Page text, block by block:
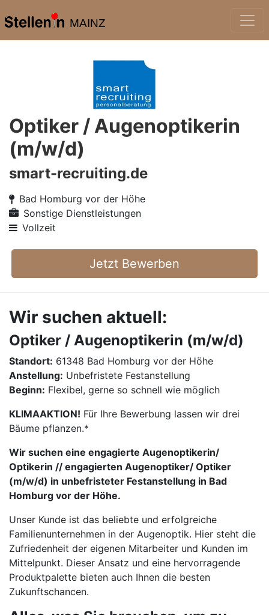
MAINZ
Optiker / Augenoptikerin
(m/w/d)
smart-recruiting.de
Bad Homburg vor der Höhe
Sonstige Dienstleistungen
Vollzeit
Jetzt Bewerben
Wir suchen aktuell:
Optiker / Augenoptikerin (m/w/d)
Standort: 61348 Bad Homburg vor der Höhe
Anstellung: Unbefristete Festanstellung
Beginn: Flexibel, gerne so schnell wie möglich
KLIMAAKTION! Für Ihre Bewerbung lassen wir drei
Bäume pflanzen.*
Wir suchen eine engagierte Augenoptikerin/
Optikerin // engagierten Augenoptiker/ Optiker
(m/w/d) in unbefristeter Festanstellung in Bad
Homburg vor der Höhe.
Unser Kunde ist das beliebte und erfolgreiche
Familienunternehmen in der Augenoptik. Hier steht die
Zufriedenheit der eigenen Mitarbeiter und Kunden im
Mittelpunkt. Dieser Ansatz und eine hervorragende
Produktpalette bieten auch Ihnen die besten
Zukunftschancen.